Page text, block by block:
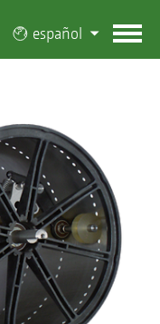
español